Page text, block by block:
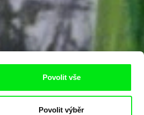
Povolit vše
Povolit výběr